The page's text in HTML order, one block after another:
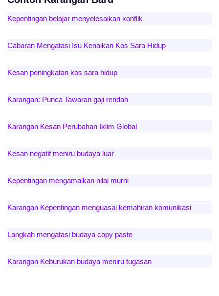
Kepentingan belajar menyelesaikan konflik
Cabaran Mengatasi Isu Kenaikan Kos Sara Hidup
Kesan peningkatan kos sara hidup
Karangan: Punca Tawaran gaji rendah
Karangan Kesan Perubahan Iklim Global
Kesan negatif meniru budaya luar
Kepentingan mengamalkan nilai murni
Karangan Kepentingan menguasai kemahiran komunikasi
Langkah mengatasi budaya copy paste
Karangan Keburukan budaya meniru tugasan